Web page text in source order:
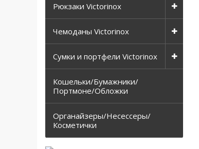
Рюкзаки Victorinox
Чемоданы Victorinox
Сумки и портфели Victorinox
Кошельки/Бумажники/
Портмоне/Обложки
Органайзеры/Несессеры/
Косметички